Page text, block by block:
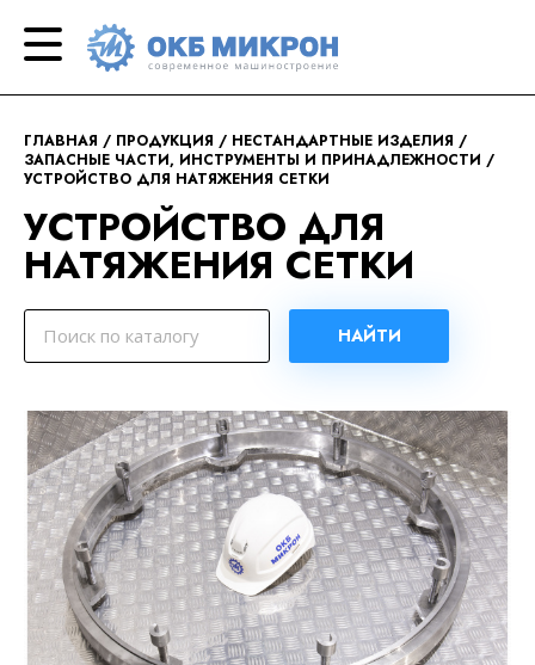
ГЛАВНАЯ ПРОДУКЦИЯ
НЕСТАНДАРТНЫЕ ИЗДЕЛИЯ
ЗАПАСНЫЕ ЧАСТИ, ИНСТРУМЕНТЫ И ПРИНАДЛЕЖНОСТИ
УСТРОЙСТВО ДЛЯ НАТЯЖЕНИЯ СЕТКИ
УСТРОЙСТВО ДЛЯ
НАТЯЖЕНИЯ СЕТКИ
НАЙТИ